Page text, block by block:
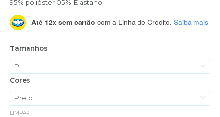
95% poliéster 05% Elastano
Até 12x sem cartão com a Linha de Crédito. Saiba mais
Tamanhos
Cores
LIMPAR